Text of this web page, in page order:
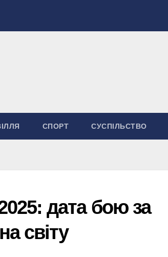
СПОРТ СУСПІЛЬСТВО
дата бою за
світу